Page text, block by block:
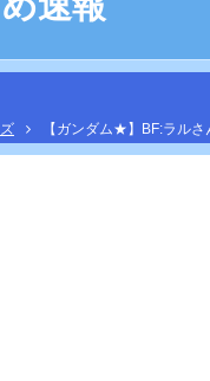
【ガンダム★】BF:ラル